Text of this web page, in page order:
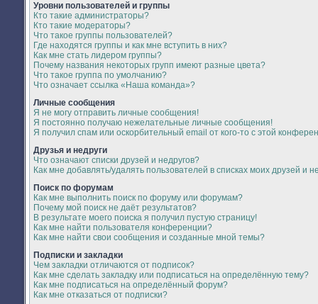
Уровни пользователей и группы
Кто такие администраторы?
Кто такие модераторы?
Что такое группы пользователей?
Где находятся группы и как мне вступить в них?
Как мне стать лидером группы?
Почему названия некоторых групп имеют разные цвета?
Что такое группа по умолчанию?
Что означает ссылка «Наша команда»?
Личные сообщения
Я не могу отправить личные сообщения!
Я постоянно получаю нежелательные личные сообщения!
Я получил спам или оскорбительный email от кого-то с этой
Друзья и недруги
Что означают списки друзей и недругов?
Как мне добавлять/удалять пользователей в списках моих друзей и
Поиск по форумам
Как мне выполнить поиск по форуму или форумам?
Почему мой поиск не даёт результатов?
В результате моего поиска я получил пустую страницу!
Как мне найти пользователя конференции?
Как мне найти свои сообщения и созданные мной темы?
Подписки и закладки
Чем закладки отличаются от подписок?
Как мне сделать закладку или подписаться на определённую тему?
Как мне подписаться на определённый форум?
Как мне отказаться от подписки?